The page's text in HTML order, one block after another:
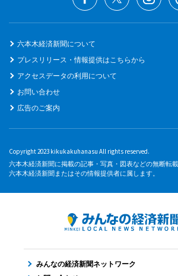
六本木経済新聞について
プレスリリース・情報提供はこちらから
アクセスデータの利用について
お問い合わせ
広告のご案内
Copyright 2023 kikukakuhanasu All rights reserved.
六本木経済新聞に掲載の記事・写真・図表などの無断転
六本木経済新聞またはその情報提供者に属します。
みんなの経済新聞ネットワーク